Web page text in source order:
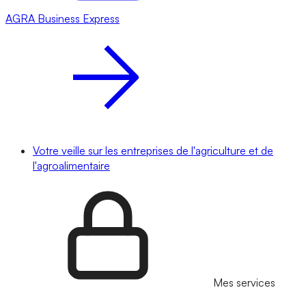
AGRA Business Express
Votre veille sur les entreprises de l'agriculture et de
l'agroalimentaire
Mes services